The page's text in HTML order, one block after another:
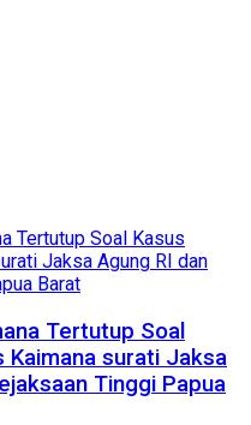
Tertutup Soal
Kaimana surati Jaksa
Tinggi Papua